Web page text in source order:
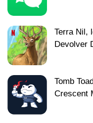
Terra Nil,
Devolver
Tomb
Crescent